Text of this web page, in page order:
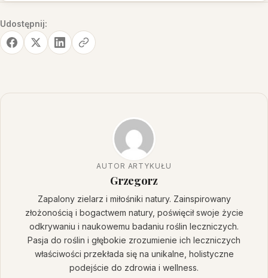
Udostępnij:
AUTOR ARTYKUŁU
Grzegorz
Zapalony zielarz i miłośniki natury. Zainspirowany
złożonością i bogactwem natury, poświęcił swoje życie
odkrywaniu i naukowemu badaniu roślin leczniczych.
Pasja do roślin i głębokie zrozumienie ich leczniczych
właściwości przekłada się na unikalne, holistyczne
podejście do zdrowia i wellness.